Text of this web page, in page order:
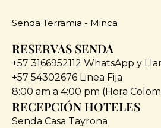
Senda Terramia - Minca
RESERVAS SENDA
+57 3166952112 WhatsApp y
+57 54302676 Linea Fija
8:00 am a 4:00 pm (Hora
RECEPCIÓN HOTELES
Senda Casa Tayrona